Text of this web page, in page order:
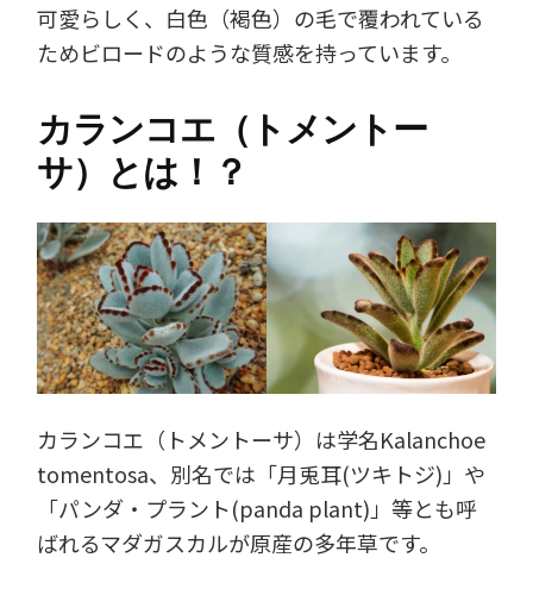
可愛らしく、白色（褐色）の毛で覆われている
ためビロードのような質感を持っています。
カランコエ（トメントー
サ）とは！？
カランコエ（トメントーサ）は学名Kalanchoe
tomentosa、別名では「月兎耳(ツキトジ)」や
「パンダ・プラント(panda plant)」等とも呼
ばれるマダガスカルが原産の多年草です。